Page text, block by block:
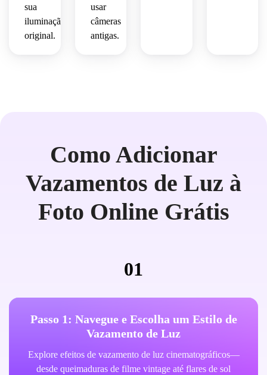
sua
iluminação
original.
usar
câmeras
antigas.
Como Adicionar
Vazamentos de Luz à
Foto Online Grátis
01
Passo 1: Navegue e Escolha um Estilo de
Vazamento de Luz
Explore efeitos de vazamento de luz cinematográficos—
desde queimaduras de filme vintage até flares de sol